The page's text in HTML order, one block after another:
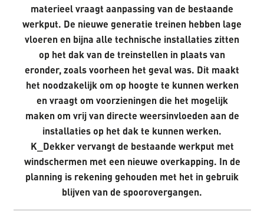
materieel vraagt aanpassing van de bestaande
werkput. De nieuwe generatie treinen hebben lage
vloeren en bijna alle technische installaties zitten
op het dak van de treinstellen in plaats van
eronder, zoals voorheen het geval was. Dit maakt
het noodzakelijk om op hoogte te kunnen werken
en vraagt om voorzieningen die het mogelijk
maken om vrij van directe weersinvloeden aan de
installaties op het dak te kunnen werken.
K_Dekker vervangt de bestaande werkput met
windschermen met een nieuwe overkapping. In de
planning is rekening gehouden met het in gebruik
blijven van de spoorovergangen.